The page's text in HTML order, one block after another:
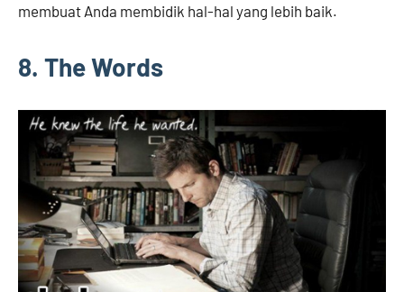
membuat Anda membidik hal-hal yang lebih baik.
8. The Words